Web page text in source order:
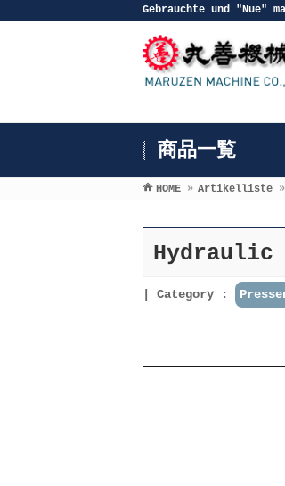
Gebrauchte und ″Nue″
商品一覧
HOME » Artikelliste »
Hydraulic
Category :